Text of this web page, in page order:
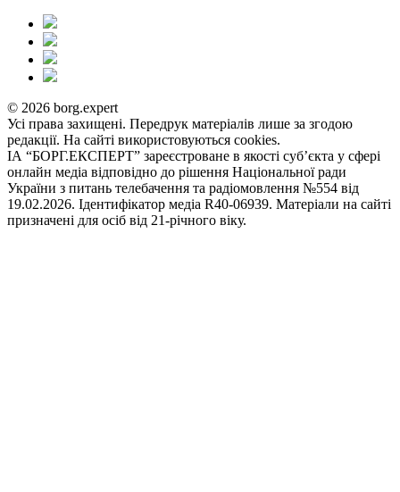
© 2026 borg.expert
Усі права захищені. Передрук матеріалів лише за згодою
редакції. На сайті використовуються cookies.
ІА “БОРГ.ЕКСПЕРТ” зареєстроване в якості суб’єкта у сфері
онлайн медіа відповідно до рішення Національної ради
України з питань телебачення та радіомовлення №554 від
19.02.2026. Ідентифікатор медіа R40-06939. Матеріали на сайті
призначені для осіб від 21-річного віку.